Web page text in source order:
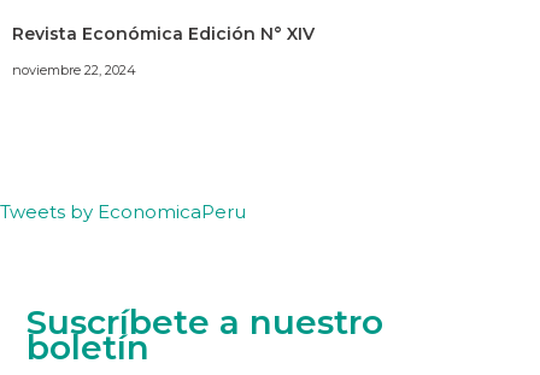
Revista Económica Edición N° XIV
noviembre 22, 2024
Tweets by EconomicaPeru
Suscríbete a nuestro
boletín